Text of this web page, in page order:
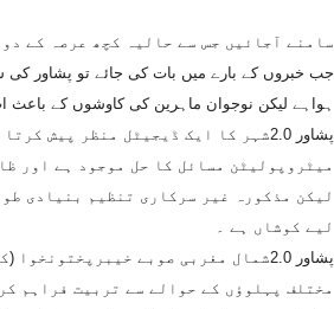
سامنے آجائیں جس سے حالیہ کچھ عرصہ کے
جب خبروں کے بارے میں بات کی جائے تو پشاور کی
ہواہے لیکن نوجوان ماہرین کی کاوشوں کے باعث
پشاور 2.0شہر کا ایک ڈیجیٹل منظر
میٹروپولیٹن مسائل کا حل موجود ہے اور
لیکن مذکورہ غیر سرکاری تنظیم بنیادی
لیے کوشاں ہے ۔
پشاور 2.0شمال مغربی صوبے
مختلف پہلوؤں کے حوالے سے تربیت فراہم